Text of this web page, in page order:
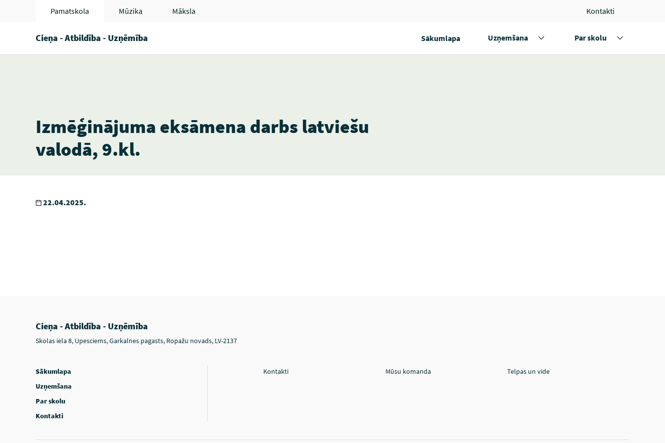
Pamatskola Mūzika Māksla Kontakti
Cieņa - Atbildība - Uzņēmība Sākumlapa Uzņemšana Par skolu
Izmēģinājuma eksāmena darbs latviešu
valodā, 9.kl.
22.04.2025.
Cieņa - Atbildība - Uzņēmība
Skolas iela 8, Upesciems, Garkalnes pagasts, Ropažu novads, LV-2137
Sākumlapa
Uzņemšana
Par skolu
Kontakti
Kontakti Mūsu komanda Telpas un vide